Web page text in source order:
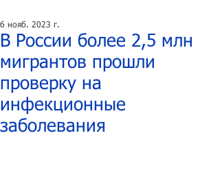
В России более 2,5 млн
мигрантов прошли
проверку на
инфекционные
заболевания
6 нояб. 2023 г.